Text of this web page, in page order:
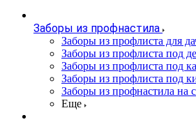
Заборы из профнастила
Заборы из профлиста для
Заборы из профлиста под
Заборы из профлиста под
Заборы из профлиста под
Заборы из профнастила на
Еще